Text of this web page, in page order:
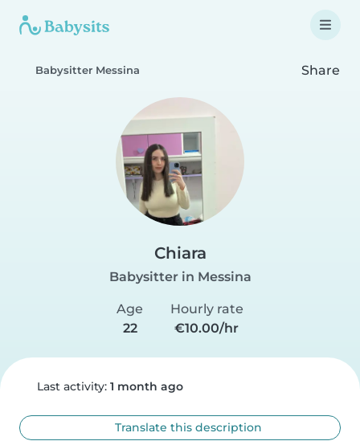
Babysitter Messina Share
Chiara
Babysitter in Messina
Age
22
Hourly rate
€10.00/hr
Last activity: 1 month ago
Translate this description